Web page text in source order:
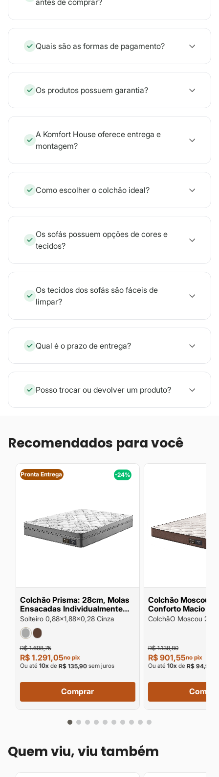
antes de comprar?
Quais são as formas de pagamento?
Os produtos possuem garantia?
A Komfort House oferece entrega e
montagem?
Como escolher o colchão ideal?
Os sofás possuem opções de cores e
tecidos?
Os tecidos dos sofás são fáceis de
limpar?
Qual é o prazo de entrega?
Posso trocar ou devolver um produto?
Recomendados para você
Pronta Entrega -24%
Colchão Prisma: 28cm, Molas
Ensacadas Individualmente
D28 Suporte de Peso até
120kg por Pessoa
Solteiro 0,88x1,88x0,28 Cinza
R$ 1.698,75
R$ 1.291,05no pix
Ou até 10x de R$ 135,90sem juros
Comprar
Colchão Moscou
Conforto Macio
Peso 100kg por
ColchãO Moscou
R$ 1.138,80
R$ 901,55no pix
Ou até 10x de R$ 94,90
Quem viu, viu também